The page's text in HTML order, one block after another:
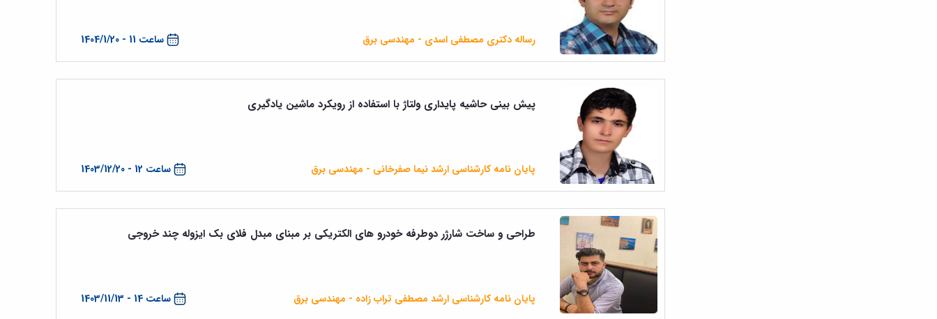
ساعت 11 - 1404/1/20 رساله دکتری مصطفی اسدی - مهندسی برق
ساعت 12 - 1403/12/20
پیش بینی حاشیه پایداری ولتاژ با استفاده از رویکرد ماشین یادگیری
پایان نامه کارشناسی ارشد نیما صفرخانی - مهندسی برق
ساعت 14 - 1403/11/13
طراحی و ساخت شارژر دوطرفه خودرو های الکتریکی بر مبنای مبدل فلای بک ایزوله چند خروجی
پایان نامه کارشناسی ارشد مصطفی تراب زاده - مهندسی برق